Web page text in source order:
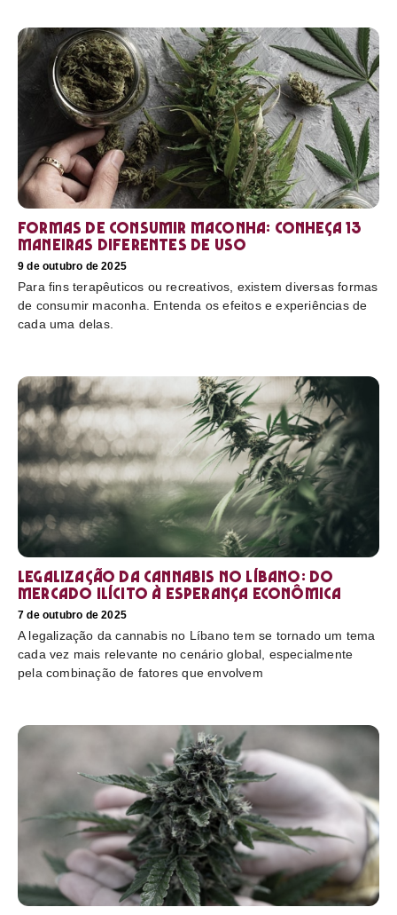
Formas de consumir maconha: conheça 13
maneiras diferentes de uso
9 de outubro de 2025
Para fins terapêuticos ou recreativos, existem diversas formas
de consumir maconha. Entenda os efeitos e experiências de
cada uma delas.
Legalização da cannabis no Líbano: do
mercado ilícito à esperança econômica
7 de outubro de 2025
A legalização da cannabis no Líbano tem se tornado um tema
cada vez mais relevante no cenário global, especialmente
pela combinação de fatores que envolvem